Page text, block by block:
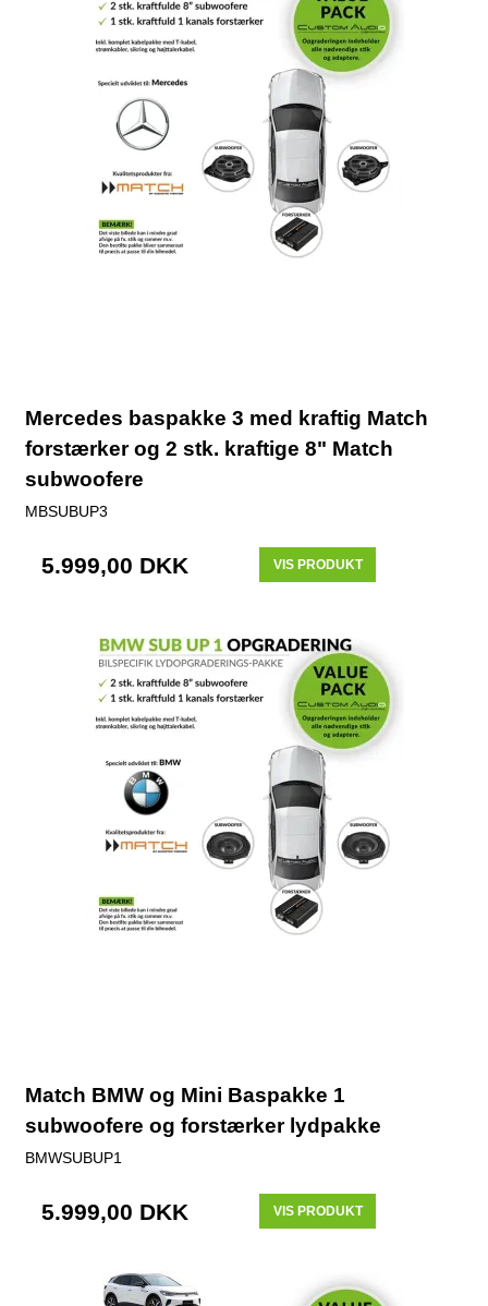
Mercedes baspakke 3 med kraftig Match
forstærker og 2 stk. kraftige 8" Match
subwoofere
MBSUBUP3
5.999,00 DKK VIS PRODUKT
Match BMW og Mini Baspakke 1
subwoofere og forstærker lydpakke
BMWSUBUP1
5.999,00 DKK VIS PRODUKT